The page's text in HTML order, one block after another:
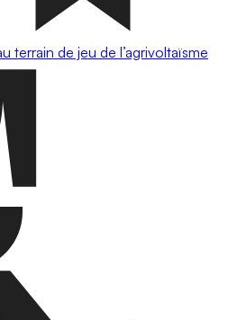
terrain de jeu de l’agrivoltaïsme